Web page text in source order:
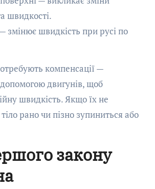
швидкості.
змінює швидкість при русі по
компенсації —
двигунів, щоб
швидкість. Якщо їх не
рано чи пізно зупиниться або
закону